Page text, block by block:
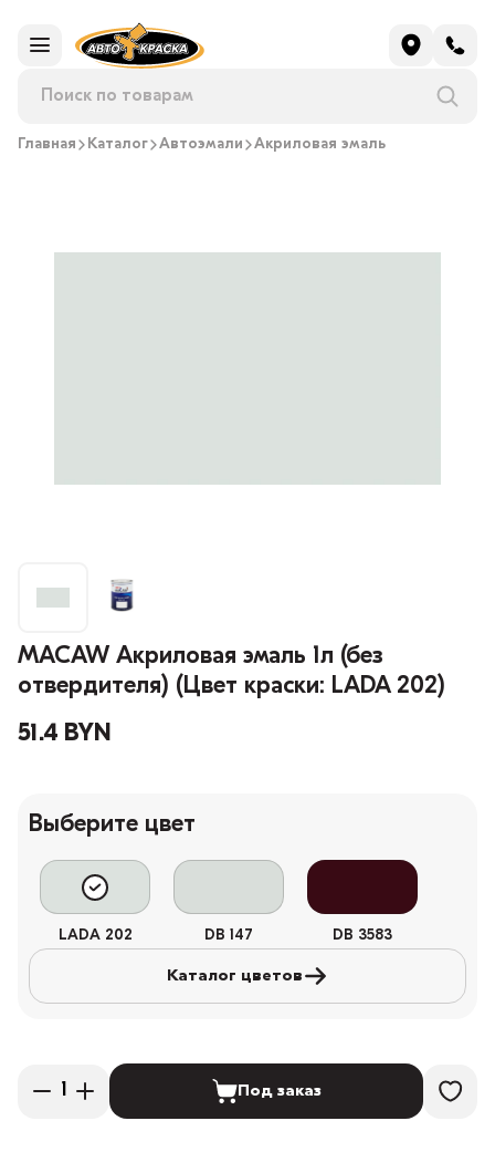
Главная Каталог Автоэмали Акриловая эмаль
MACAW Акриловая эмаль 1л (без
отвердителя) (Цвет краски: LADA 202)
51.4 BYN
Выберите цвет
LADA 202 DB 147 DB 3583
Каталог цветов
Под заказ